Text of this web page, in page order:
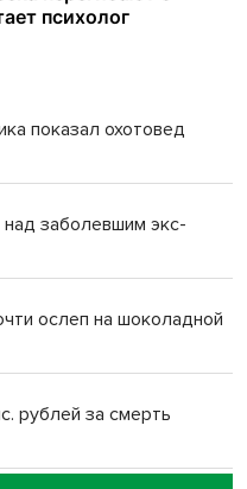
показал охотовед
заболевшим экс-
ослеп на шоколадной
рублей за смерть